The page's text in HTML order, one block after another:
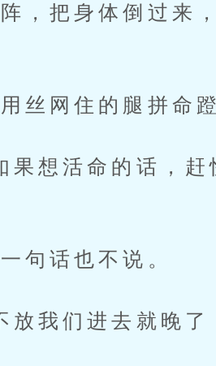
把身体倒过来
网住的腿拼命蹬
想活命的话，赶
句话也不说。
我们进去就晚了